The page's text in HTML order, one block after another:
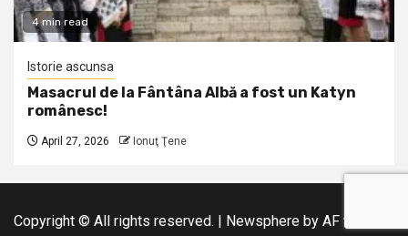
4 min read
Istorie ascunsa
Masacrul de la Fântâna Albă a fost un Katyn
românesc!
April 27, 2026 Ionuţ Ţene
Copyright © All rights reserved. Newsphere by AF themes.